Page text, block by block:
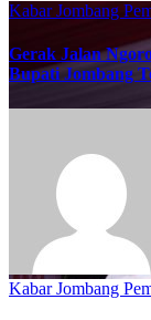
Kabar Jombang
Gerak Jalan
Bupati Jombang
Kabar Jombang